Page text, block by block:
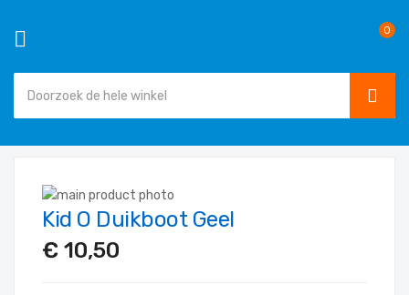
0
inhoud
Ga
naar
einde
Ga
het
Kid O Duikboot Geel
€ 10,50